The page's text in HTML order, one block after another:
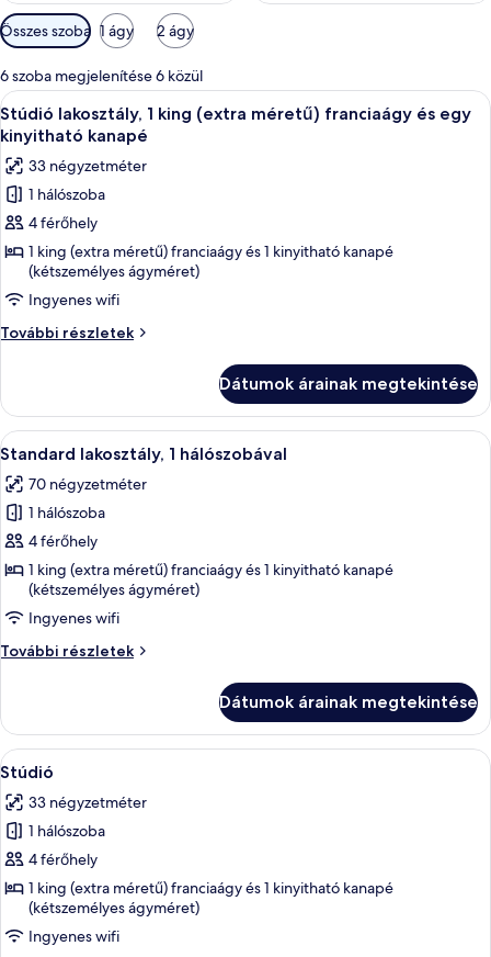
Szobákhoz
rendelkezésre
álló
szűrők
Összes szoba 1 ágy 2 ágy
6 szoba megjelenítése 6 közül
A
következő
szoba
összes
képének
megtekintése:
Stúdió
lakosztály,
1
king
franciaágy
és
egy
kinyitható
kanapé
Egy szállodai szoba, amelyben
7
Stúdió lakosztály, 1 king (extra méretű) franciaágy és egy
kinyitható kanapé
33 négyzetméter
1 hálószoba
4 férőhely
1 king (extra méretű) franciaágy és 1 kinyitható kanapé
(kétszemélyes ágyméret)
Ingyenes wifi
További részletek
Stúdió
(extra
méretű)
franciaágy
egy
kinyitható
kanapé
további
részletei
Dátumok árainak megtekintése
A
következő
szoba
összes
képének
megtekintése:
Standard
lakosztály,
1
Standard lakosztály, 1 hálószobával
9
Standard lakosztály, 1 hálószobával
70 négyzetméter
1 hálószoba
4 férőhely
1 king (extra méretű) franciaágy és 1 kinyitható kanapé
(kétszemélyes ágyméret)
Ingyenes wifi
További részletek
Standard
további
részletei
Dátumok árainak megtekintése
A
következő
szoba
összes
képének
megtekintése:
Stúdió
Egy szállodai szoba, amelyben
7
Stúdió
33 négyzetméter
1 hálószoba
4 férőhely
1 king (extra méretű) franciaágy és 1 kinyitható kanapé
(kétszemélyes ágyméret)
Ingyenes wifi